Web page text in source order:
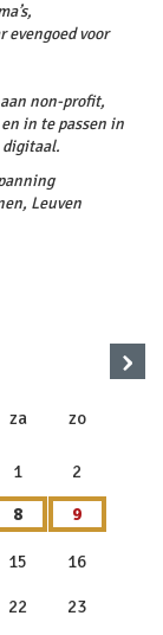
voor
non-profit,
in te passen in
Leuven
za zo
1 2
8 9
15 16
22 23
›